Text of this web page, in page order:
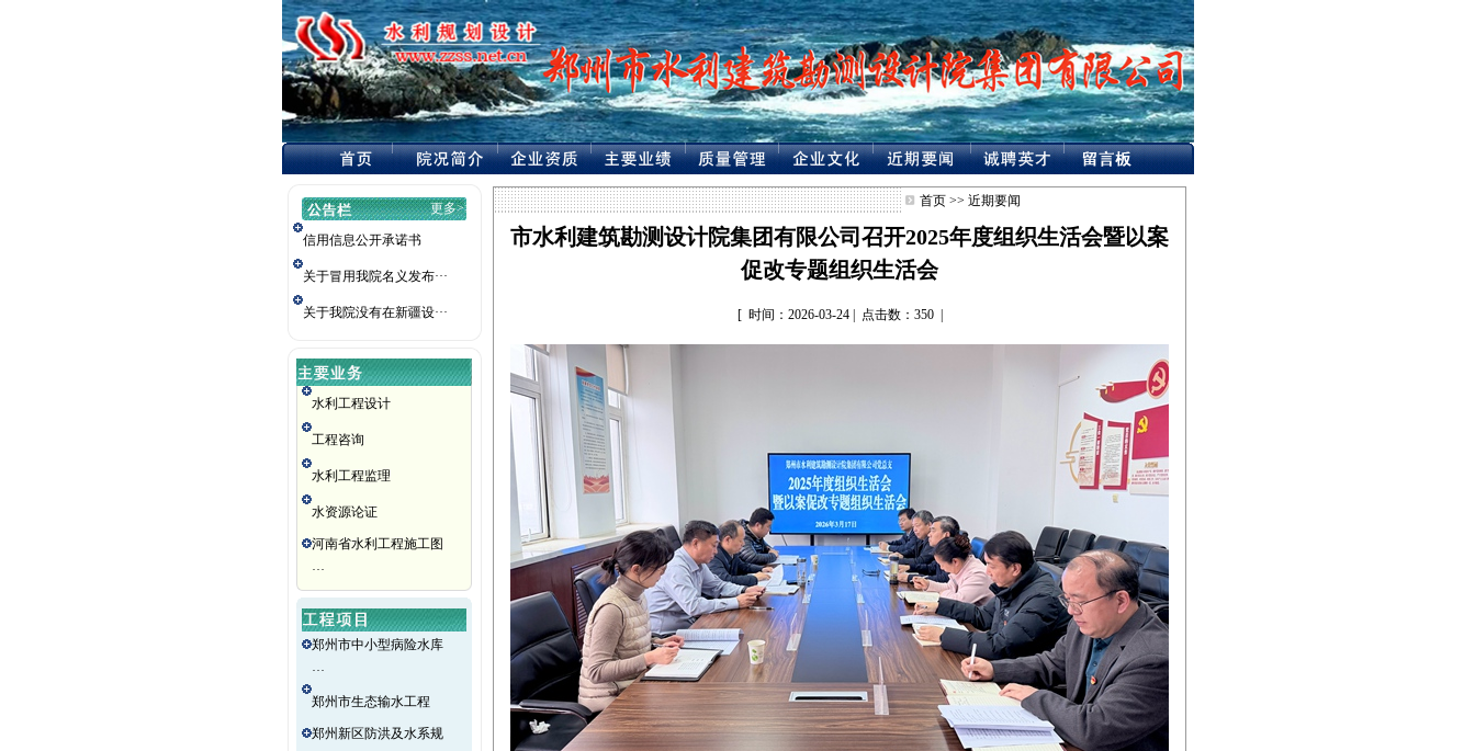
更多>>
信用信息公开承诺书
关于冒用我院名义发布···
关于我院没有在新疆设···
水利工程设计
工程咨询
水利工程监理
水资源论证
河南省水利工程施工图
···
郑州市中小型病险水库
···
郑州市生态输水工程
郑州新区防洪及水系规
首页 >> 近期要闻
市水利建筑勘测设计院集团有限公司召开2025年度组织生活会暨以案
促改专题组织生活会
[ 时间：2026-03-24 | 点击数：350 |